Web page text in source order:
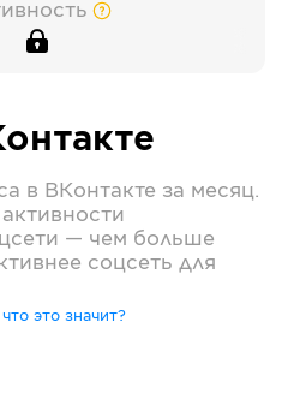
в ВКонтакте за месяц.
— чем больше
соцсеть для
это значит?